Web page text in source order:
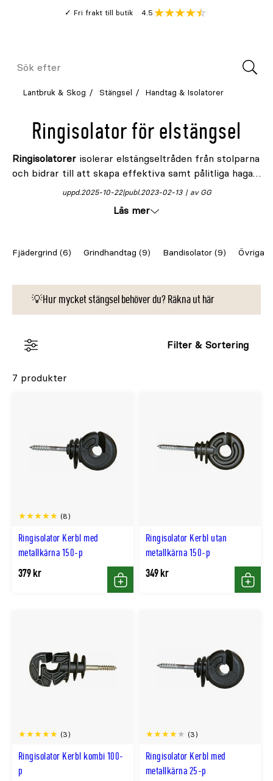
Fri frakt till butik
Genomsnitt
4.5
Meny
Sök
Lantbruk & Skog Stängsel Handtag & Isolatorer
Ringisolator för elstängsel
Ringisolatorer isolerar elstängseltråden från stolparna
och bidrar till att skapa effektiva samt pålitliga hagar
och inhängnader. Beroende på modell fungerar dessa
Utforska Granngårdens sortiment av ringisolatorer –
publ.2023-02-13
uppd.2025-10-22 av GG
Läs mer
Fjädergrind (6) Grindhandtag (9) Bandisolator (9) Övriga
💡Hur mycket stängsel behöver du? Räkna ut här
Filter & Sortering
7 produkter
Ringisolator Kerbl med
metallkärna 150-p
(8)
379 kr
Köp
Ringisolator Kerbl utan
metallkärna 150-p
349 kr
Köp
Ringisolator Kerbl kombi 100-
p
(3)
Ringisolator Kerbl med
metallkärna 25-p
(3)